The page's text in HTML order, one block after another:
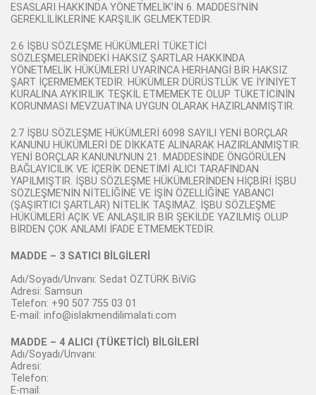
ESASLARI HAKKINDA YÖNETMELİK’İN 6. MADDESİ’NİN
GEREKLİLİKLERİNE KARŞILIK GELMEKTEDİR.
2.6 İŞBU SÖZLEŞME HÜKÜMLERİ TÜKETİCİ
SÖZLEŞMELERİNDEKİ HAKSIZ ŞARTLAR HAKKINDA
YÖNETMELİK HÜKÜMLERİ UYARINCA HERHANGİ BİR HAKSIZ
ŞART İÇERMEMEKTEDİR. HÜKÜMLER DÜRÜSTLÜK VE İYİNİYET
KURALINA AYKIRILIK TEŞKİL ETMEMEKTE OLUP TÜKETİCİNİN
KORUNMASI MEVZUATINA UYGUN OLARAK HAZIRLANMIŞTIR.
2.7 İŞBU SÖZLEŞME HÜKÜMLERİ 6098 SAYILI YENİ BORÇLAR
KANUNU HÜKÜMLERİ DE DİKKATE ALINARAK HAZIRLANMIŞTIR.
YENİ BORÇLAR KANUNU’NUN 21. MADDESİNDE ÖNGÖRÜLEN
BAĞLAYICILIK VE İÇERİK DENETİMİ ALICI TARAFINDAN
YAPILMIŞTIR. İŞBU SÖZLEŞME HÜKÜMLERİNDEN HİÇBİRİ İŞBU
SÖZLEŞME’NİN NİTELİĞİNE VE İŞİN ÖZELLİĞİNE YABANCI
(ŞAŞIRTICI ŞARTLAR) NİTELİK TAŞIMAZ. İŞBU SÖZLEŞME
HÜKÜMLERİ AÇIK VE ANLAŞILIR BİR ŞEKİLDE YAZILMIŞ OLUP
BİRDEN ÇOK ANLAMI İFADE ETMEMEKTEDİR.
MADDE – 3 SATICI BİLGİLERİ
Adı/Soyadı/Unvanı: Sedat ÖZTÜRK BiViG
Adresi: Samsun
Telefon: +90 507 755 03 01
E-mail: info@islakmendilimalati.com
MADDE – 4 ALICI (TÜKETİCİ) BİLGİLERİ
Adı/Soyadı/Unvanı:
Adresi:
Telefon:
E-mail: